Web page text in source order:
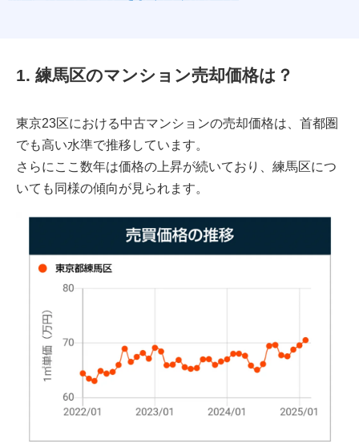
1. 練馬区のマンション売却価格は？
東京23区における中古マンションの売却価格は、首都圏
でも高い水準で推移しています。
さらにここ数年は価格の上昇が続いており、練馬区につ
いても同様の傾向が見られます。